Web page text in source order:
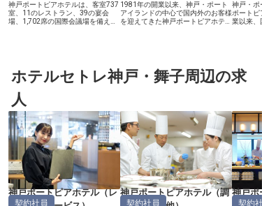
神戸ポートピアホテルは、客室737
室、11のレストラン、39の宴会
場、1,702席の国際会議場を備える
大きな厨房】 宴会場で提供するパ
ーティーや婚礼の料理を、仕込みか
ます。大人数向けの段取りやチーム
での連携を通じて、宴会調理の力を
存分に発揮できます。 【季節ごと
に変わるメニューと、高級食材に触
れる面白さ】 季節ごとにメニュー
が変わり、ホテルならではの高級食
材に触れられます。自分で考えた料
理が採用されるなど、意見を出しな
がら成長できる環境です。 【働く
環境のポイント】 ・月給23万円～
35万円、賞与年2回・昇給年1回 ・
年間休日115日／残業は月平均20時
間程度 ・単身寮あり（月額12,500
1981年の開業以来、神戸・ポート
アイランドの中心で国内外のお客様
を迎えてきた神戸ポートピアホテ
える厨房】 ブッフェレストランや
ダイニングカフェでは、和洋中にわ
した洋食調理に携われます。 【料
理長をはじめ、質問しやすいメリハ
リのある職場】 経験豊富な料理長
や先輩のもとで技術を着実に伸ばせ
る環境です。資格取得の機会もあ
り、取得した資格は手当として給与
に反映されます。 【働く環境のポ
イント】 ・月給23万円～35万円、
賞与年2回・昇給年1回 ・年間休日
115日／残業は月平均20時間程度
・単身寮あり（月額12,500円）で
神戸・ポ
ポート
業以来、
げられる
テル内の
のなかで
【資格が
環境】
給与に反
リのあ
向かって
環境のポ
35万円
年間休日
間程度
円）でU
ホテルセトレ神戸・舞子周辺の求
人
神戸ポートピアホテル（レ
契約社員
神戸ポートピアホテル（調
契約社員
神戸ポ
契約社